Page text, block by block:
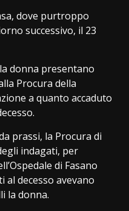
dove purtroppo
successivo, il 23
donna presentano
Procura della
a quanto accaduto
prassi, la Procura di
indagati, per
di Fasano
al decesso avevano
la donna.